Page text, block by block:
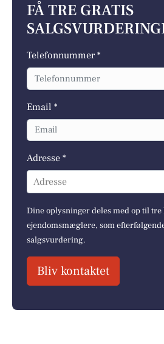
FÅ TRE GRATIS
Telefonnummer *
Email *
Adresse *
Adresse
Dine oplysninger deles med op til tre
ejendomsmæglere, som
salgsvurdering.
Bliv kontaktet